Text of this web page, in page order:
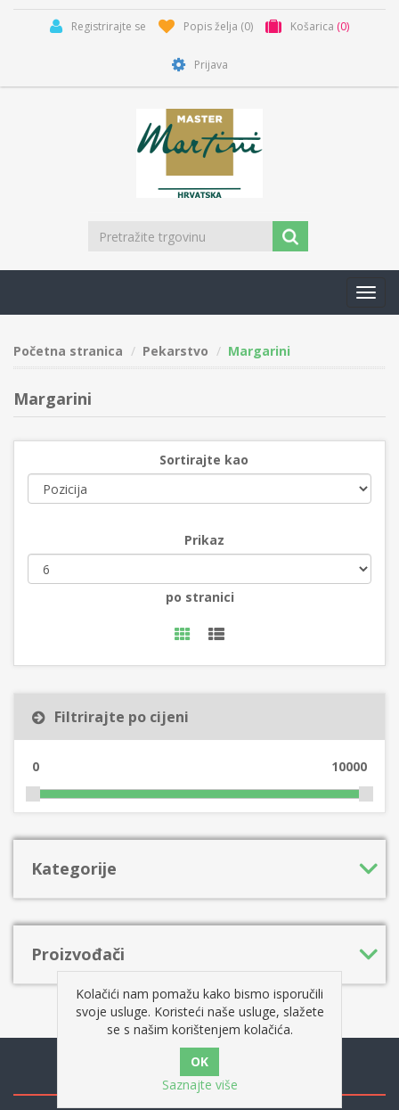
Registrirajte se Popis želja (0) Košarica (0)
Prijava
Početna stranica Pekarstvo Margarini
Margarini
Sortirajte kao
Prikaz
po stranici
Filtrirajte po cijeni
0 10000
Kategorije
Proizvođači
Informacije
Kolačići nam pomažu kako bismo isporučili
svoje usluge. Koristeći naše usluge, slažete
se s našim korištenjem kolačića.
Saznajte više